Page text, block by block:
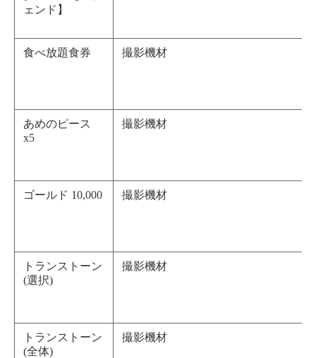
ェンド】
食べ放題食券 撮影機材
あめのピース
x5
撮影機材
ゴールド 10,000 撮影機材
トランストーン
(選択)
撮影機材
トランストーン
(全体)
撮影機材